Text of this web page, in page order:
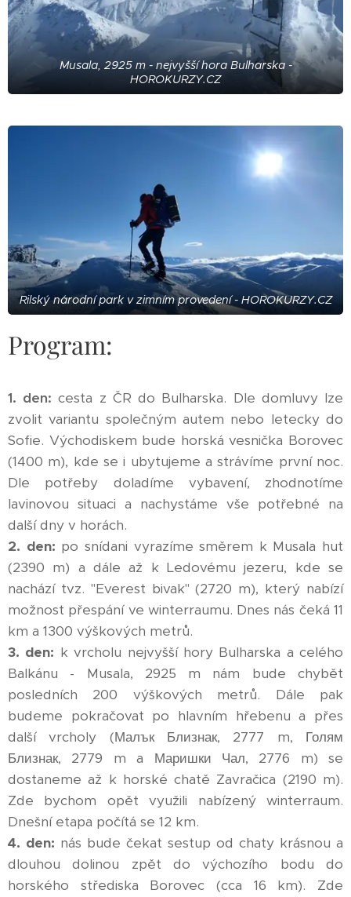
Musala, 2925 m - nejvyšší hora Bulharska -
HOROKURZY.CZ
Rilský národní park v zimním provedení - HOROKURZY.CZ
Program:
1. den: cesta z ČR do Bulharska. Dle domluvy lze
zvolit variantu společným autem nebo letecky do
Sofie. Východiskem bude horská vesnička Borovec
(1400 m), kde se i ubytujeme a strávíme první noc.
Dle potřeby doladíme vybavení, zhodnotíme
lavinovou situaci a nachystáme vše potřebné na
další dny v horách.
2. den: po snídani vyrazíme směrem k Musala hut
(2390 m) a dále až k Ledovému jezeru, kde se
nachází tvz. "Everest bivak" (2720 m), který nabízí
možnost přespání ve winterraumu. Dnes nás čeká 11
km a 1300 výškových metrů.
3. den: k vrcholu nejvyšší hory Bulharska a celého
Balkánu - Musala, 2925 m nám bude chybět
posledních 200 výškových metrů. Dále pak
budeme pokračovat po hlavním hřebenu a přes
další vrcholy (Малък Близнак, 2777 m, Голям
Близнак, 2779 m a Маришки Чал, 2776 m) se
dostaneme až k horské chatě Zavračica (2190 m).
Zde bychom opět využili nabízený winterraum.
Dnešní etapa počítá se 12 km.
4. den: nás bude čekat sestup od chaty krásnou a
dlouhou dolinou zpět do výchozího bodu do
horského střediska Borovec (cca 16 km). Zde